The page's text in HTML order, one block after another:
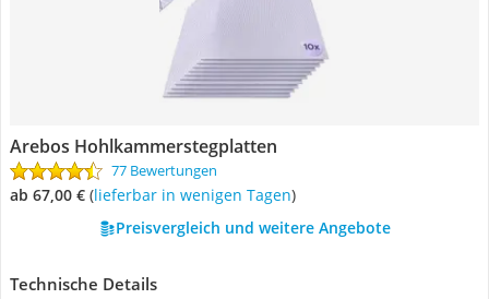
Arebos Hohlkammerstegplatten
77 Bewertungen
ab 67,00 € ( Lieferbar in wenigen Tagen)
Preisvergleich und weitere Angebote
Technische Details